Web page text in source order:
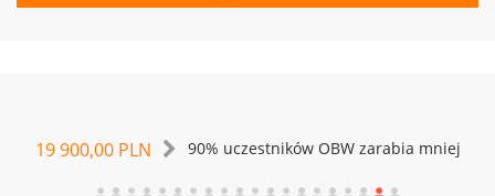
19 900,00 PLN 90% uczestników OBW zarabia mniej